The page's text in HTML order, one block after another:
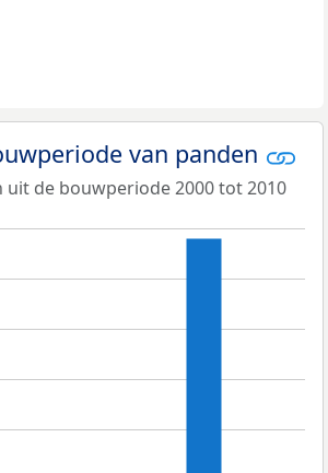
van panden
uit de bouwperiode 2000 tot 2010